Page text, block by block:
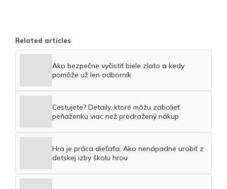
Related articles
Ako bezpečne vyčistiť biele zlato a kedy
pomôže už len odborník
Cestujete? Detaily, ktoré môžu zabolieť
peňaženku viac než predražený nákup
Hra je práca dieťaťa: Ako nenápadne urobiť z
detskej izby školu hrou